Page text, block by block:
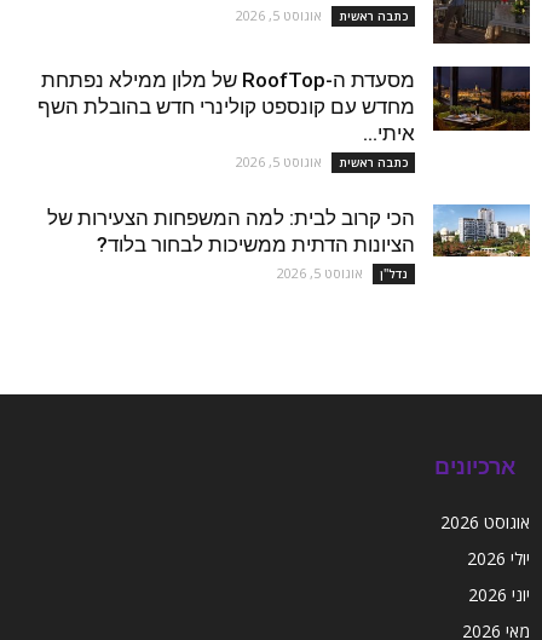
כתבה ראשית אוגוסט 5, 2026
מסעדת ה-RoofTop של מלון ממילא נפתחת
מחדש עם קונספט קולינרי חדש בהובלת השף
איתי...
כתבה ראשית אוגוסט 5, 2026
הכי קרוב לבית: למה המשפחות הצעירות של
הציונות הדתית ממשיכות לבחור בלוד?
נדל''ן אוגוסט 5, 2026
ארכיונים
אוגוסט 2026
יולי 2026
יוני 2026
מאי 2026